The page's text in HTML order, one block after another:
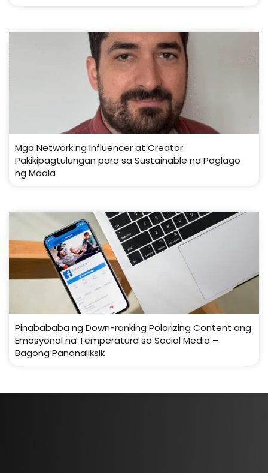
Mga Network ng Influencer at Creator:
Pakikipagtulungan para sa Sustainable na Paglago
ng Madla
Pinabababa ng Down-ranking Polarizing Content ang
Emosyonal na Temperatura sa Social Media –
Bagong Pananaliksik